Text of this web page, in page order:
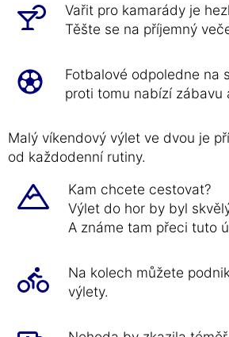
Vařit pro kamarády je
Těšte se na příjemný
Fotbalové odpoledne na
proti tomu nabízí zábavu
Malý víkendový výlet ve dvou je
od každodenní rutiny.
Kam chcete cestovat?
Výlet do hor by byl
A známe tam přeci tuto
Na kolech můžete
výlety.